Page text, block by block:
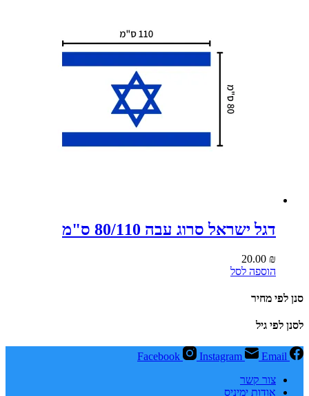
דגל ישראל סרוג עבה 80/110 ס"מ⁩
20.00 ₪
הוספה לסל
סנן לפי מחיר
לסנן לפי גיל
Facebook Instagram
Email
צור קשר
אודות ימיניס